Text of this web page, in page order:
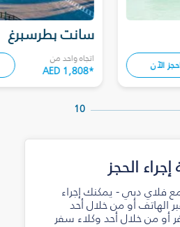
سانت بطرسبرغ
اتجاه واحد من
AED 1,808* الآن
10
الحجز
فلاي دبي - يمكنك إجراء
الهاتف أو من خلال أحد
أو من خلال أحد وكلاء سفر